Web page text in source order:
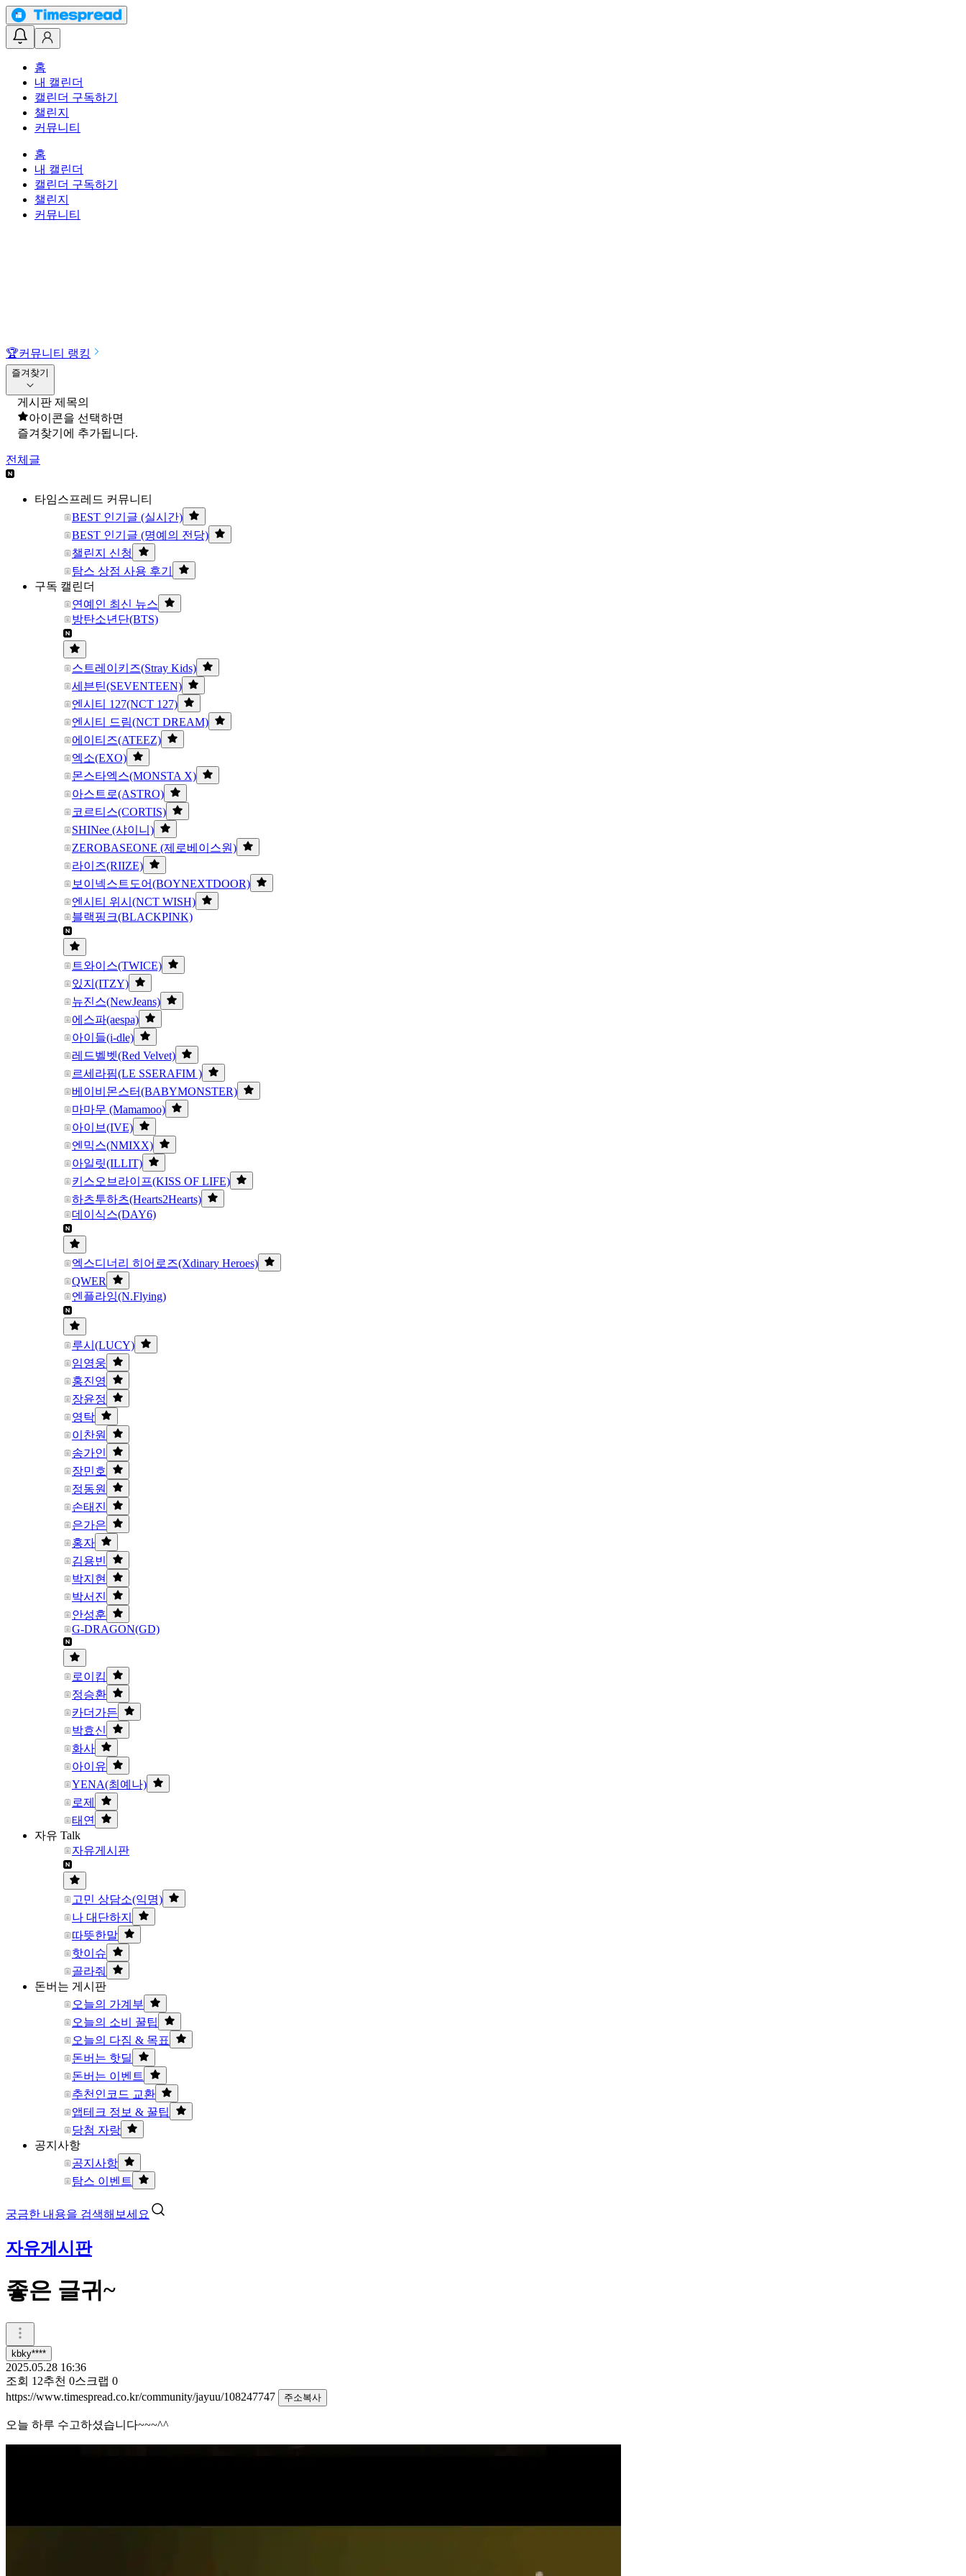
홈
내 캘린더
캘린더 구독하기
챌린지
커뮤니티
홈
내 캘린더
캘린더 구독하기
챌린지
커뮤니티
🏆커뮤니티 랭킹
즐겨찾기
게시판 제목의
아이콘을 선택하면
즐겨찾기에 추가됩니다.
전체글
타임스프레드 커뮤니티
BEST 인기글 (실시간)
BEST 인기글 (명예의 전당)
챌린지 신청
탐스 상점 사용 후기
구독 캘린더
연예인 최신 뉴스
방탄소년단(BTS)
스트레이키즈(Stray Kids)
세븐틴(SEVENTEEN)
엔시티 127(NCT 127)
엔시티 드림(NCT DREAM)
에이티즈(ATEEZ)
엑소(EXO)
몬스타엑스(MONSTA X)
아스트로(ASTRO)
코르티스(CORTIS)
SHINee (샤이니)
ZEROBASEONE (제로베이스원)
라이즈(RIIZE)
보이넥스트도어(BOYNEXTDOOR)
엔시티 위시(NCT WISH)
블랙핑크(BLACKPINK)
트와이스(TWICE)
있지(ITZY)
뉴진스(NewJeans)
에스파(aespa)
아이들(i-dle)
레드벨벳(Red Velvet)
르세라핌(LE SSERAFIM )
베이비몬스터(BABYMONSTER)
마마무 (Mamamoo)
아이브(IVE)
엔믹스(NMIXX)
아일릿(ILLIT)
키스오브라이프(KISS OF LIFE)
하츠투하츠(Hearts2Hearts)
데이식스(DAY6)
엑스디너리 히어로즈(Xdinary Heroes)
QWER
엔플라잉(N.Flying)
루시(LUCY)
임영웅
홍진영
장윤정
영탁
이찬원
송가인
장민호
정동원
손태진
은가은
홍자
김용빈
박지현
박서진
안성훈
G-DRAGON(GD)
로이킴
정승환
카더가든
박효신
화사
아이유
YENA(최예나)
로제
태연
자유 Talk
자유게시판
고민 상담소(익명)
나 대단하지
따뜻한말
핫이슈
골라줘
돈버는 게시판
오늘의 가계부
오늘의 소비 꿀팁
오늘의 다짐 & 목표
돈버는 핫딜
돈버는 이벤트
추천인코드 교환
앱테크 정보 & 꿀팁
당첨 자랑
공지사항
공지사항
탐스 이벤트
궁금한 내용을 검색해보세요
자유게시판
좋은 글귀~
kbky****
2025.05.28 16:36
조회 12추천 0스크랩 0
https://www.timespread.co.kr/community/jayuu/108247747
주소복사
오늘 하루 수고하셨습니다~~~^^